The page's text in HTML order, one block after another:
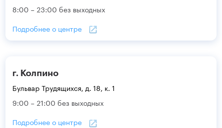
8:00 – 23:00 без выходных
Подробнее о центре
г. Колпино
Бульвар Трудящихся, д. 18, к. 1
9:00 – 21:00 без выходных
Подробнее о центре